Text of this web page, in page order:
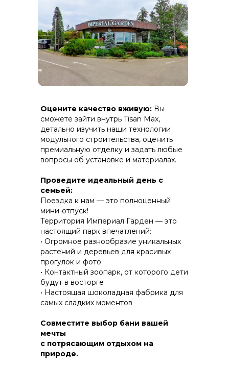
Оцените качество вживую: Вы
сможете зайти внутрь Tisan Max,
детально изучить наши технологии
модульного строительства, оценить
премиальную отделку и задать любые
вопросы об установке и материалах.
Проведите идеальный день с
семьей:
Поездка к нам — это полноценный
мини-отпуск!
Территория Империал Гарден — это
настоящий парк впечатлений:
• Огромное разнообразие уникальных
растений и деревьев для красивых
прогулок и фото
• Контактный зоопарк, от которого дети
будут в восторгe
• Настоящая шоколадная фабрика для
самых сладких моментов
Совместите выбор бани вашей
мечты
с потрясающим отдыхом на
природе.
(дерево-полимерный композит) на
скрытом крепеже.
ПРАКТИЧНОСТЬ И ЗАЩИТА ОТ НЕПОГОДЫ
КОНСТРУКТИВ И
ЭНЕРГОЭФФЕКТИВНОСТЬ